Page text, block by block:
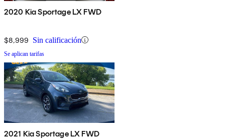
2020 Kia Sportage LX FWD
$8,999 Sin calificación
Se aplican tarifas
2021 Kia Sportage LX FWD